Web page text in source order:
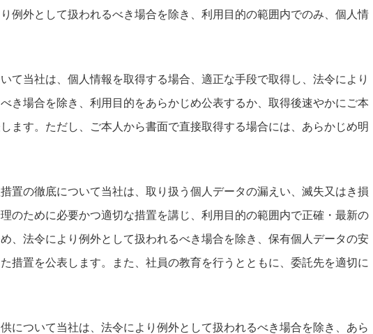
例外として扱われるべき場合を除き、利用目的の範囲内でのみ、個人情
て当社は、個人情報を取得する場合、適正な手段で取得し、法令により
き場合を除き、利用目的をあらかじめ公表するか、取得後速やかにご本
ます。ただし、ご本人から書面で直接取得する場合には、あらかじめ明
置の徹底について当社は、取り扱う個人データの漏えい、滅失又はき損
のために必要かつ適切な措置を講じ、利用目的の範囲内で正確・最新の
、法令により例外として扱われるべき場合を除き、保有個人データの安
措置を公表します。また、社員の教育を行うとともに、委託先を適切に
について当社は、法令により例外として扱われるべき場合を除き、あら